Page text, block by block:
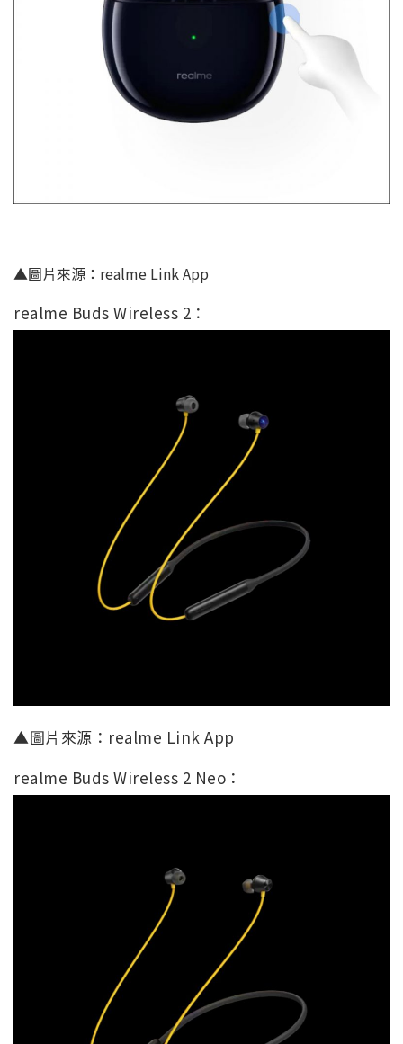
▲圖片來源：realme Link App
realme Buds Wireless 2：
▲圖片來源：realme Link App
realme Buds Wireless 2 Neo：